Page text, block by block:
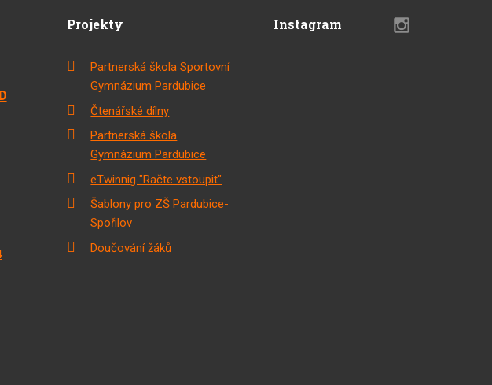
Projekty
Partnerská škola Sportovní
Gymnázium Pardubice
Čtenářské dílny
Partnerská škola
Gymnázium Pardubice
eTwinnig "Račte vstoupit"
Šablony pro ZŠ Pardubice-
Spořilov
Doučování žáků
Instagram